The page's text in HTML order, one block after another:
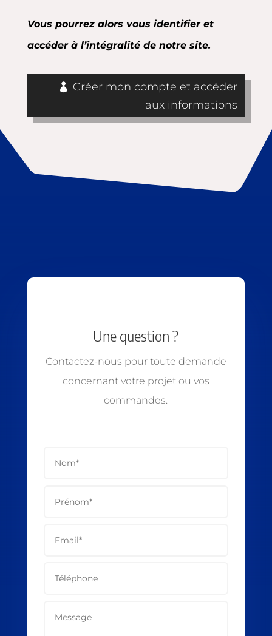
Vous pourrez alors vous identifier et
accéder à l’intégralité de notre site.
Créer mon compte et accéder
aux informations
Une question ?
Contactez-nous pour toute demande
concernant votre projet ou vos
commandes.